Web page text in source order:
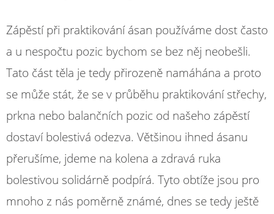
Zápěstí při praktikování ásan používáme dost často
a u nespočtu pozic bychom se bez něj neobešli.
Tato část těla je tedy přirozeně namáhána a proto
se může stát, že se v průběhu praktikování střechy,
prkna nebo balančních pozic od našeho zápěstí
dostaví bolestivá odezva. Většinou ihned ásanu
přerušíme, jdeme na kolena a zdravá ruka
bolestivou solidárně podpírá. Tyto obtíže jsou pro
mnoho z nás poměrně známé, dnes se tedy ještě